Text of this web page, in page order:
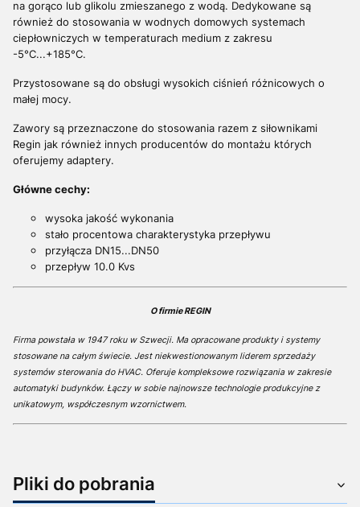
na gorąco lub glikolu zmieszanego z wodą. Dedykowane są
również do stosowania w wodnych domowych systemach
ciepłowniczych w temperaturach medium z zakresu
-5°C...+185°C.
Przystosowane są do obsługi wysokich ciśnień różnicowych o
małej mocy.
Zawory są przeznaczone do stosowania razem z siłownikami
Regin jak również innych producentów do montażu których
oferujemy adaptery.
Główne cechy:
wysoka jakość wykonania
stało procentowa charakterystyka przepływu
przyłącza DN15...DN50
przepływ 10.0 Kvs
O firmie REGIN
Firma powstała w 1947 roku w Szwecji. Ma opracowane produkty i systemy
stosowane na całym świecie. Jest niekwestionowanym liderem sprzedaży
systemów sterowania do HVAC. Oferuje kompleksowe rozwiązania w zakresie
automatyki budynków. Łączy w sobie najnowsze technologie produkcyjne z
unikatowym, współczesnym wzornictwem.
Pliki do pobrania